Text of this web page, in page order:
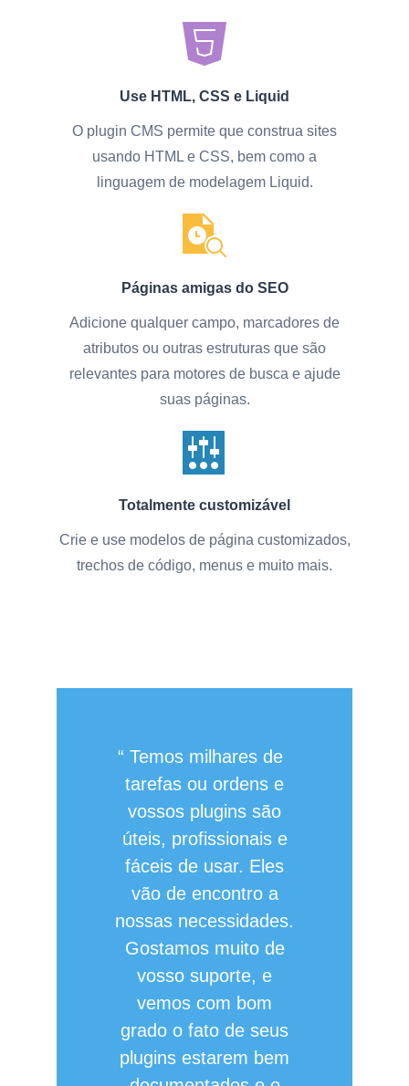
Use HTML, CSS e Liquid
O plugin CMS permite que construa sites
usando HTML e CSS, bem como a
linguagem de modelagem Liquid.
Páginas amigas do SEO
Adicione qualquer campo, marcadores de
atributos ou outras estruturas que são
relevantes para motores de busca e ajude
suas páginas.
Totalmente customizável
Crie e use modelos de página customizados,
trechos de código, menus e muito mais.
Temos milhares de
tarefas ou ordens e
vossos plugins são
úteis, profissionais e
fáceis de usar. Eles
vão de encontro a
nossas necessidades.
Gostamos muito de
vosso suporte, e
vemos com bom
grado o fato de seus
plugins estarem bem